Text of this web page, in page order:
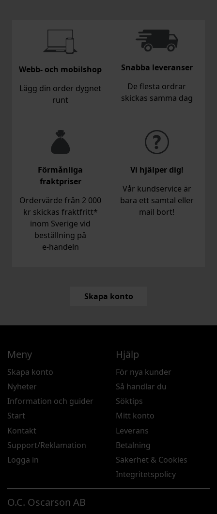
Webb- och mobilshop
Lägg din order dygnet
runt
Snabba leveranser
De flesta ordrar
skickas samma dag
Förmånliga
fraktpriser
Ordervärde från 2 000
kr skickas fraktfritt*
inom Sverige vid
beställning på
e‑handeln
Vi hjälper dig!
Vår kundservice är
bara ett samtal eller
mail bort!
Skapa konto
O.C. Oscarson AB
Meny
Skapa konto
Nyheter
Information och guider
Start
Kontakt
Support/Reklamation
Logga in
Hjälp
För nya kunder
Så handlar du
Söktips
Mitt konto
Leverans
Betalning
Säkerhet & Cookies
Integritetspolicy